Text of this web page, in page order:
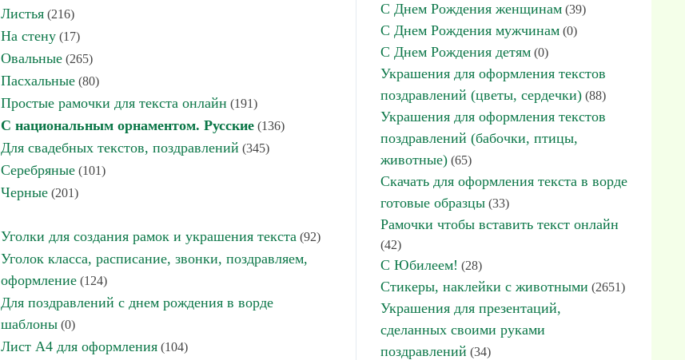
Листья (216)
На стену (17)
Овальные (265)
Пасхальные (80)
Простые рамочки для текста онлайн (191)
С национальным орнаментом. Русские (136)
Для свадебных текстов, поздравлений (345)
Серебряные (101)
Черные (201)
Уголки для создания рамок и украшения текста (92)
Уголок класса, расписание, звонки, поздравляем,
оформление (124)
Для поздравлений с днем рождения в ворде
шаблоны (0)
Лист А4 для оформления (104)
С Днем Рождения женщинам (39)
С Днем Рождения мужчинам (0)
С Днем Рождения детям (0)
Украшения для оформления текстов
поздравлений (цветы, сердечки) (88)
Украшения для оформления текстов
поздравлений (бабочки, птицы,
животные) (65)
Скачать для оформления текста в ворде
готовые образцы (33)
Рамочки чтобы вставить текст онлайн
(42)
С Юбилеем! (28)
Стикеры, наклейки с животными (2651)
Украшения для презентаций,
сделанных своими руками
поздравлений (34)